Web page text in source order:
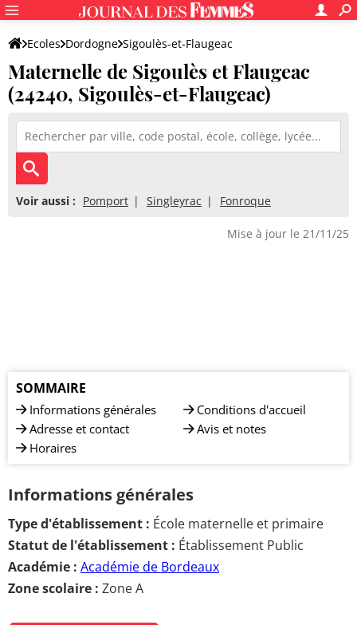
Ecoles Dordogne Sigoulès-et-Flaugeac
Maternelle de Sigoulès et Flaugeac
Maternelle de Sigoulès et Flaugeac
(24240, Sigoulès-et-Flaugeac)
Voir aussi : Pomport Singleyrac Fonroque
Mise à jour le 21/11/25
SOMMAIRE
Informations générales
Adresse et contact
Horaires
Conditions d'accueil
Avis et notes
Informations générales
Type d'établissement : École maternelle et primaire
Statut de l'établissement : Établissement Public
Académie : Académie de Bordeaux
Zone scolaire : Zone A